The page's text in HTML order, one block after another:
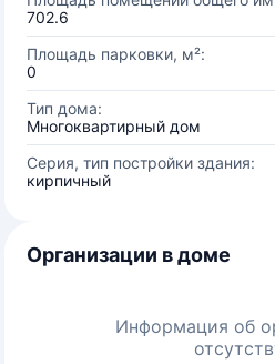
702.6
Площадь парковки, м²:
0
Тип дома:
Многоквартирный дом
Серия, тип постройки здания:
кирпичный
Организации в доме
Информация об